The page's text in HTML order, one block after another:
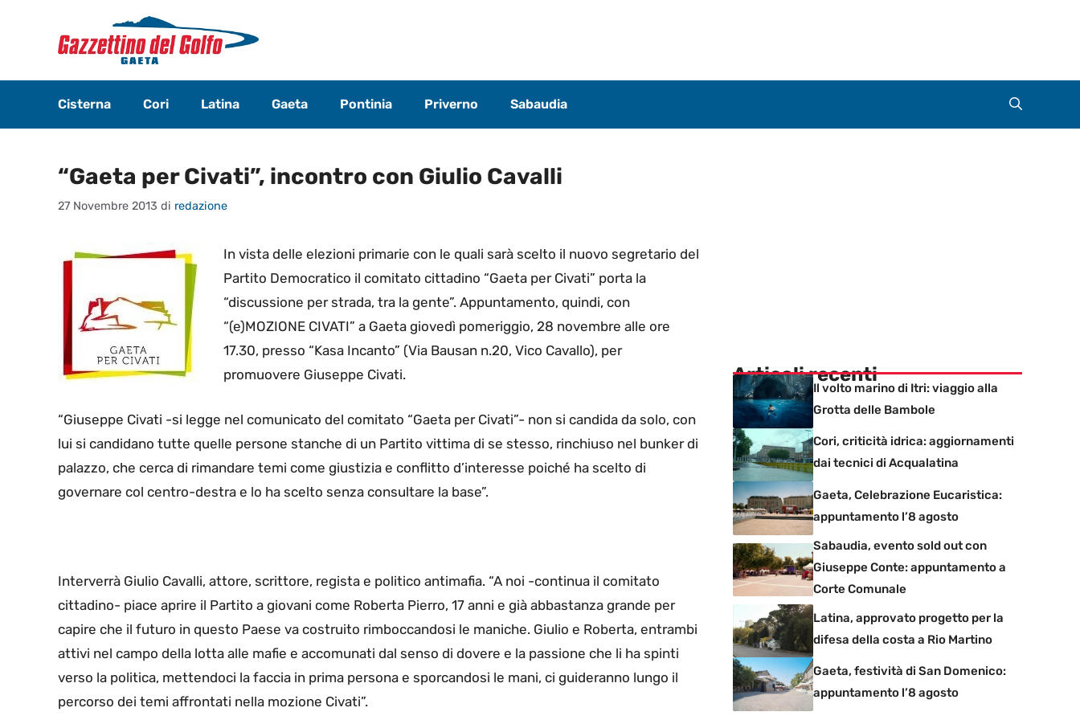
contenuto
Cisterna Cori Latina Gaeta Pontinia Priverno Sabaudia
“Gaeta per Civati”, incontro con Giulio Cavalli
27 Novembre 2013 di redazione
In vista delle elezioni primarie con le quali sarà scelto il nuovo segretario del
Partito Democratico il comitato cittadino “Gaeta per Civati” porta la
“discussione per strada, tra la gente”. Appuntamento, quindi, con
“(e)MOZIONE CIVATI” a Gaeta giovedì pomeriggio, 28 novembre alle ore
17.30, presso “Kasa Incanto” (Via Bausan n.20, Vico Cavallo), per
promuovere Giuseppe Civati.
“Giuseppe Civati -si legge nel comunicato del comitato “Gaeta per Civati”- non si candida da solo, con
lui si candidano tutte quelle persone stanche di un Partito vittima di se stesso, rinchiuso nel bunker di
palazzo, che cerca di rimandare temi come giustizia e conflitto d’interesse poiché ha scelto di
governare col centro-destra e lo ha scelto senza consultare la base”.
Interverrà Giulio Cavalli, attore, scrittore, regista e politico antimafia. “A noi -continua il comitato
cittadino- piace aprire il Partito a giovani come Roberta Pierro, 17 anni e già abbastanza grande per
capire che il futuro in questo Paese va costruito rimboccandosi le maniche. Giulio e Roberta, entrambi
attivi nel campo della lotta alle mafie e accomunati dal senso di dovere e la passione che li ha spinti
verso la politica, mettendoci la faccia in prima persona e sporcandosi le mani, ci guideranno lungo il
percorso dei temi affrontati nella mozione Civati”.
Articoli recenti
Il volto marino di Itri: viaggio alla
Grotta delle Bambole
Cori, criticità idrica: aggiornamenti
dai tecnici di Acqualatina
Gaeta, Celebrazione Eucaristica:
appuntamento l’8 agosto
Sabaudia, evento sold out con
Giuseppe Conte: appuntamento a
Corte Comunale
Latina, approvato progetto per la
difesa della costa a Rio Martino
Gaeta, festività di San Domenico:
appuntamento l’8 agosto